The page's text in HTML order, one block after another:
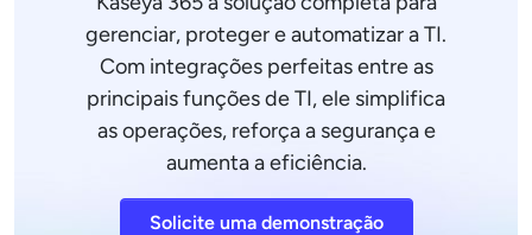
gerenciar, proteger e automatizar a TI.
Com integrações perfeitas entre as
principais funções de TI, ele simplifica
as operações, reforça a segurança e
aumenta a eficiência.
Solicite uma demonstração